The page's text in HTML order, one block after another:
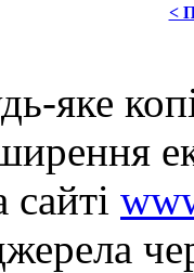
<
яке